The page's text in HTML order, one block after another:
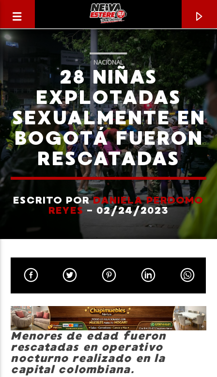
CANCIÓN ACTUAL
TÍTULO
ARTISTA
Neiva Estereo
NACIONAL
28 NIÑAS
EXPLOTADAS
SEXUALMENTE EN
BOGOTÁ FUERON
RESCATADAS
ESCRITO PORDANIELA PERDOMO
REYES - 02/24/2023
Menores de edad fueron
rescatadas en operativo
nocturno realizado en la
capital colombiana.